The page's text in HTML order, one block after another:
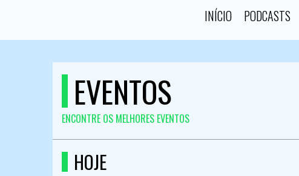
INÍCIO PODCASTS
EVENTOS
ENCONTRE OS MELHORES EVENTOS
HOJE